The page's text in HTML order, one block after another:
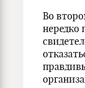
Во
нередко